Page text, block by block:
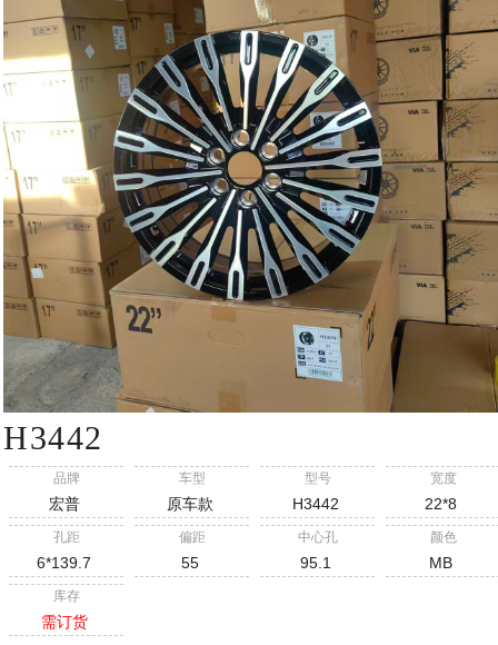
H3442
品牌
宏普
车型
原车款
型号
H3442
宽度
22*8
孔距
6*139.7
偏距
55
中心孔
95.1
颜色
MB
库存
需订货